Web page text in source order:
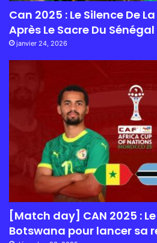
Can 2025 : Le Silence De
Après Le Sacre Du
janvier 24, 2026
[Match day] CAN 2025 :
Botswana pour lancer sa